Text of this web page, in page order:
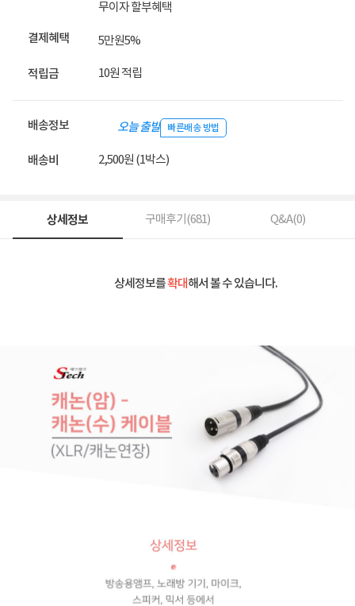
무이자 할부혜택
결제혜택 5만원5%
적립금 10원 적립
배송정보 오늘 출발 빠른배송 방법
배송비 2,500원 (1박스)
상세정보 구매후기(681) Q&A(0)
상세정보를확대해서 볼 수 있습니다.